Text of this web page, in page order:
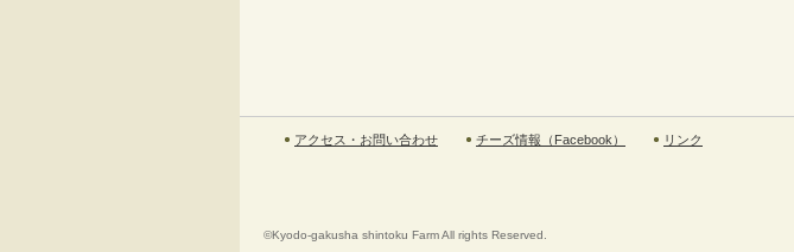
アクセス・お問い合わせ チーズ情報（Facebook） リンク
©Kyodo-gakusha shintoku Farm All rights Reserved.